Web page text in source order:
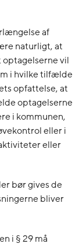
af
naturligt, at
vil
i hvilke tilfælde
opfattelse, at
optagelserne
i kommunen,
eller i
eller
bør gives de
bliver
i § 29 må